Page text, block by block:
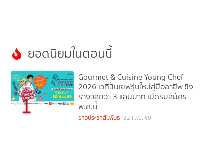
ยอดนิยมในตอนนี้
1
Gourmet & Cuisine Young Chef
2026 เวทีปั้นเชฟรุ่นใหม่สู่มืออาชีพ ชิง
รางวัลกว่า 3 แสนบาท เปิดรับสมัคร
พ.ค.นี้
ข่าวประชาสัมพันธ์ 22 เม.ย. 69